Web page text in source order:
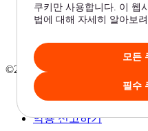
en
de
zh
©2025 Gcore. All rights reserved.
Terms of Service
악용 신고하기